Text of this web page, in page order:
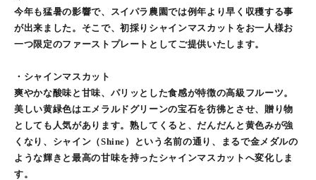
今年も猛暑の影響で、スイパラ農園では例年より早く収穫する事
が出来ました。そこで、初採りシャインマスカットをお一人様お
一つ限定のファーストプレートとしてご提供いたします。
・シャインマスカット
爽やかな酸味と甘味、パリッとした食感が特徴の高級フルーツ。
美しい黄緑色はエメラルドグリーンの宝石を彷彿とさせ、贈り物
としても人気があります。熟してくると、だんだんと黄色みが強
くなり、シャイン（Shine）という名前の通り、まるで金メダルの
ような輝きと最高の甘味を持ったシャインマスカットへ変化しま
す。